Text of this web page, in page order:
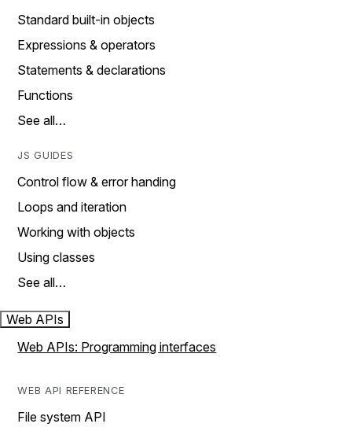
Standard built-in objects
Expressions & operators
Statements & declarations
Functions
See all…
JS GUIDES
Control flow & error handing
Loops and iteration
Working with objects
Using classes
See all…
Web APIs
Web APIs: Programming interfaces
WEB API REFERENCE
File system API